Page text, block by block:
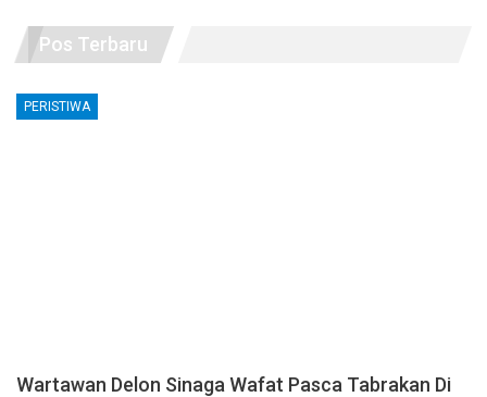
Pos Terbaru
PERISTIWA
Wartawan Delon Sinaga Wafat Pasca Tabrakan Di